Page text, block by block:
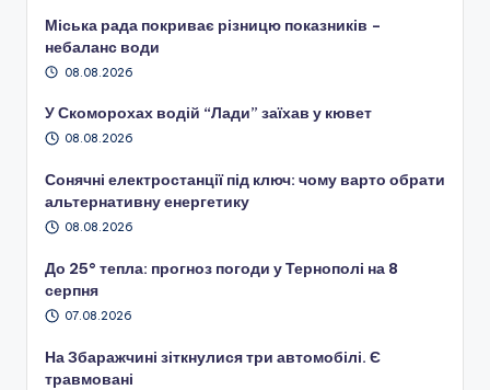
Міська рада покриває різницю показників –
небаланс води
08.08.2026
У Скоморохах водій “Лади” заїхав у кювет
08.08.2026
Сонячні електростанції під ключ: чому варто обрати
альтернативну енергетику
08.08.2026
До 25° тепла: прогноз погоди у Тернополі на 8
серпня
07.08.2026
На Збаражчині зіткнулися три автомобілі. Є
травмовані